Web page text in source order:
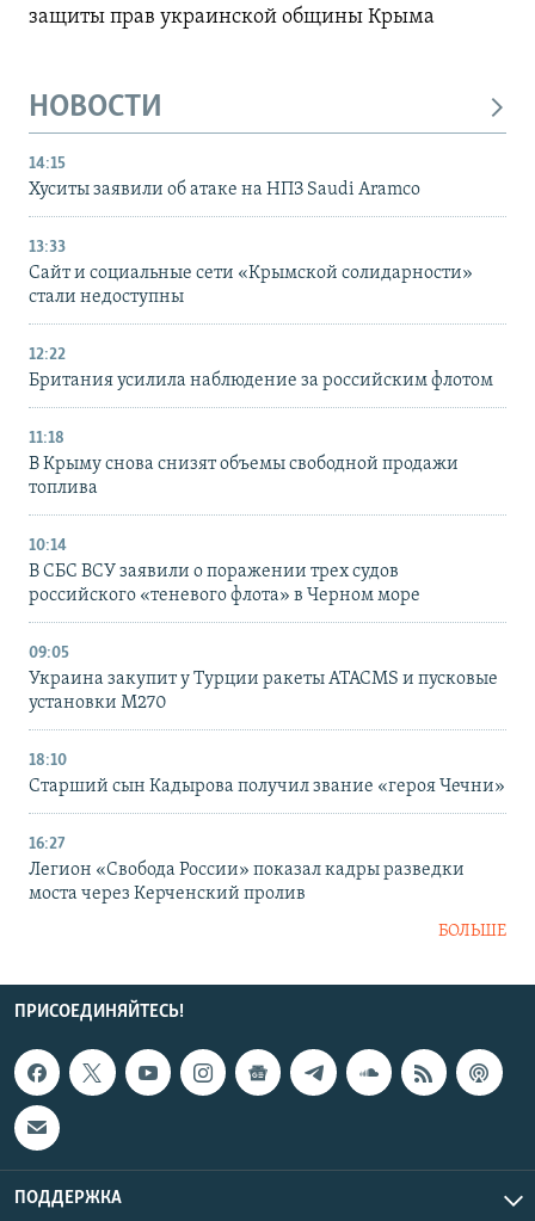
защиты прав украинской общины Крыма
НОВОСТИ
14:15
Хуситы заявили об атаке на НПЗ Saudi Aramco
13:33
Сайт и социальные сети «Крымской солидарности»
стали недоступны
12:22
Британия усилила наблюдение за российским флотом
11:18
В Крыму снова снизят объемы свободной продажи
топлива
10:14
В СБС ВСУ заявили о поражении трех судов
российского «теневого флота» в Черном море
09:05
Украина закупит у Турции ракеты ATACMS и пусковые
установки M270
18:10
Старший сын Кадырова получил звание «героя Чечни»
16:27
Легион «Свобода России» показал кадры разведки
моста через Керченский пролив
БОЛЬШЕ
ПРИСОЕДИНЯЙТЕСЬ!
ПОДДЕРЖКА